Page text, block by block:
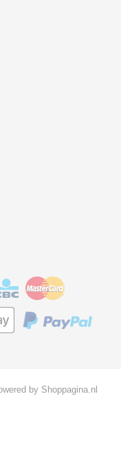
by Shoppagina.nl